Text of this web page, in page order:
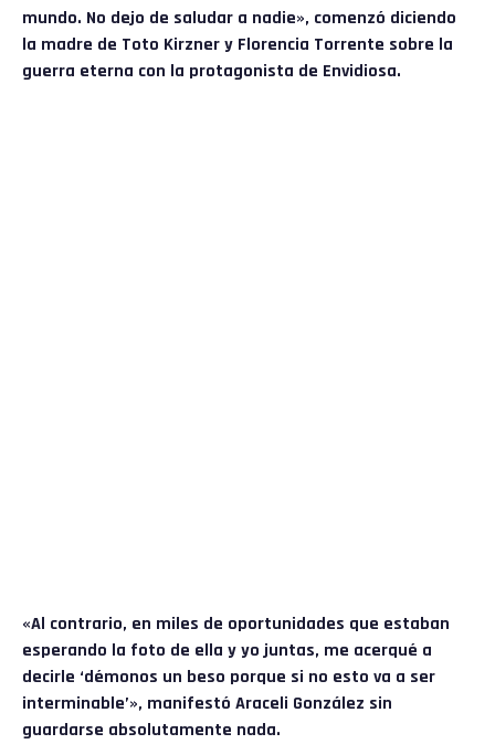
mundo. No dejo de saludar a nadie», comenzó diciendo
la madre de Toto Kirzner y Florencia Torrente sobre la
guerra eterna con la protagonista de Envidiosa.
«Al contrario, en miles de oportunidades que estaban
esperando la foto de ella y yo juntas, me acerqué a
decirle ‘démonos un beso porque si no esto va a ser
interminable’», manifestó Araceli González sin
guardarse absolutamente nada.